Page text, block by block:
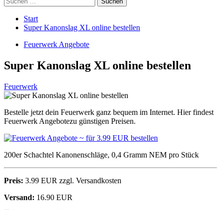
nach:
Start
Super Kanonslag XL online bestellen
Feuerwerk Angebote
Super Kanonslag XL online bestellen
Feuerwerk
Bestelle jetzt dein Feuerwerk ganz bequem im Internet. Hier findest
Feuerwerk Angebotezu günstigen Preisen.
200er Schachtel Kanonenschläge, 0,4 Gramm NEM pro Stück
Preis: 3.99 EUR zzgl. Versandkosten
Versand: 16.90 EUR